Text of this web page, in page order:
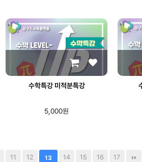
수학특강 미적분특강
5,000원
11 12 13 14 15 16 17